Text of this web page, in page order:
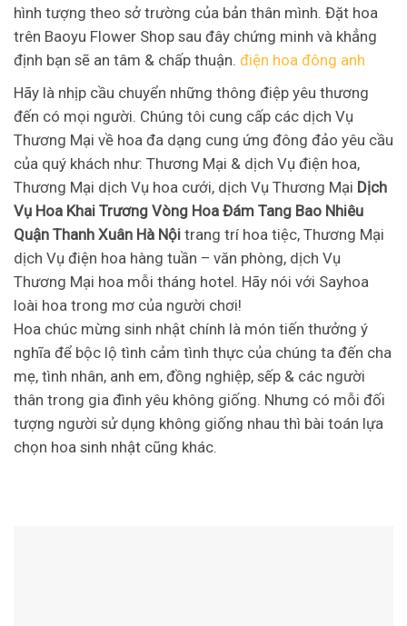
hình tượng theo sở trường của bản thân mình. Đặt hoa
trên Baoyu Flower Shop sau đây chứng minh và khẳng
định bạn sẽ an tâm & chấp thuận. điện hoa đông anh
Hãy là nhịp cầu chuyển những thông điệp yêu thương
đến có mọi người. Chúng tôi cung cấp các dịch Vụ
Thương Mại về hoa đa dạng cung ứng đông đảo yêu cầu
của quý khách như: Thương Mại & dịch Vụ điện hoa,
Thương Mại dịch Vụ hoa cưới, dịch Vụ Thương Mại Dịch
Vụ Hoa Khai Trương Vòng Hoa Đám Tang Bao Nhiêu
Quận Thanh Xuân Hà Nội trang trí hoa tiệc, Thương Mại
dịch Vụ điện hoa hàng tuần – văn phòng, dịch Vụ
Thương Mại hoa mỗi tháng hotel. Hãy nói với Sayhoa
loài hoa trong mơ của người chơi!
Hoa chúc mừng sinh nhật chính là món tiến thưởng ý
nghĩa để bộc lộ tình cảm tình thực của chúng ta đến cha
mẹ, tình nhân, anh em, đồng nghiệp, sếp & các người
thân trong gia đình yêu không giống. Nhưng có mỗi đối
tượng người sử dụng không giống nhau thì bài toán lựa
chọn hoa sinh nhật cũng khác.